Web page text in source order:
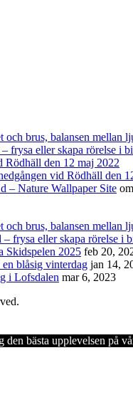
brus, balansen mellan
frysa eller skapa rörelse i
Rödhäll den 12 maj 2022
vid Rödhäll den
– Nature Wallpaper Site om
brus, balansen mellan
frysa eller skapa rörelse i
Skidspelen 2025 feb 20,
blåsig vinterdag jan 14,
i Lofsdalen mar 6, 2023
bästa upplevelsen på